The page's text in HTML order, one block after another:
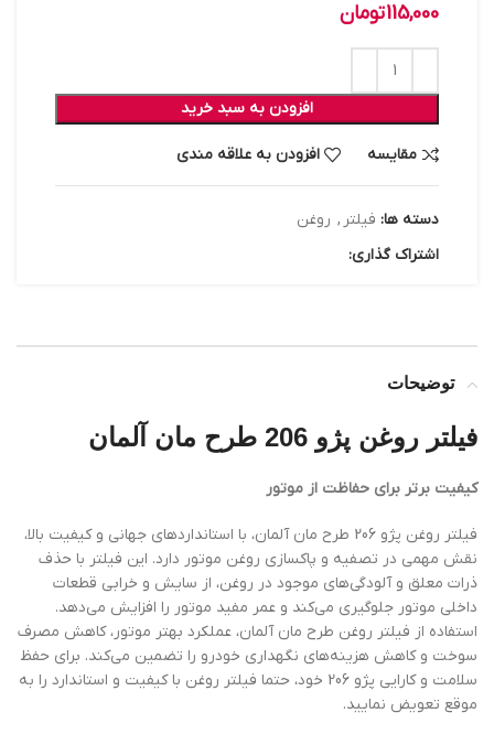
115,000تومان
افزودن به سبد خرید
مقایسه افزودن به علاقه مندی
دسته ها: فیلتر , روغن
اشتراک گذاری:
توضیحات
فیلتر روغن پژو 206 طرح مان آلمان
کیفیت برتر برای حفاظت از موتور
فیلتر روغن پژو 206 طرح مان آلمان، با استانداردهای جهانی و کیفیت بالا،
نقش مهمی در تصفیه و پاکسازی روغن موتور دارد. این فیلتر با حذف
ذرات معلق و آلودگی‌های موجود در روغن، از سایش و خرابی قطعات
داخلی موتور جلوگیری می‌کند و عمر مفید موتور را افزایش می‌دهد.
استفاده از فیلتر روغن طرح مان آلمان، عملکرد بهتر موتور، کاهش مصرف
سوخت و کاهش هزینه‌های نگهداری خودرو را تضمین می‌کند. برای حفظ
سلامت و کارایی پژو 206 خود، حتما فیلتر روغن با کیفیت و استاندارد را به
موقع تعویض نمایید.